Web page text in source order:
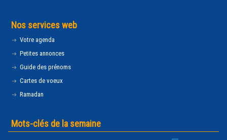
Nos services web
Votre agenda
Petites annonces
Guide des prénoms
Cartes de voeux
Ramadan
Mots-clés de la semaine